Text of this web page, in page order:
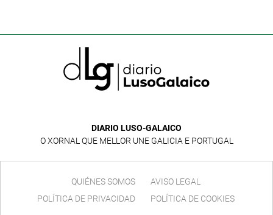
DIARIO LUSO-GALAICO
O XORNAL QUE MELLOR UNE GALICIA E PORTUGAL
QUIÉNES SOMOS
AVISO LEGAL
POLÍTICA DE PRIVACIDAD
POLÍTICA DE COOKIES